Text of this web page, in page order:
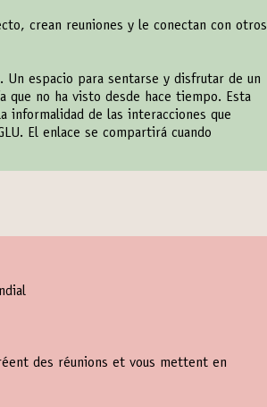
crean reuniones y le conectan con otros
espacio para sentarse y disfrutar de un
que no ha visto desde hace tiempo. Esta
informalidad de las interacciones que
El enlace se compartirá cuando
des réunions et vous mettent en